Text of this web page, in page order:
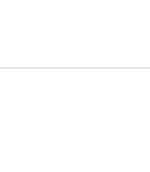
1.3억원
한일전
, 열대야 계속[다음주
기회로 삼겠다"
과 걱정 안겨드려 죄송"